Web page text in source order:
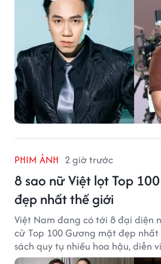
PHIM ẢNH 2 giờ trước
8 sao nữ Việt lọt Top
đẹp nhất thế giới
Việt Nam đang có tới 8 đại diện
cử Top 100 Gương mặt đẹp
sách quy tụ nhiều hoa hậu, diễn
tiếng của showbiz Việt.